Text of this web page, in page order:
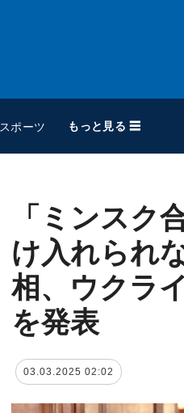
スポーツ もっと見る ☰
ウクル
ウクル
て
コンタ
「ミンスク
け入れられ
相、ウクラ
を発表
03.03.2025 02:02